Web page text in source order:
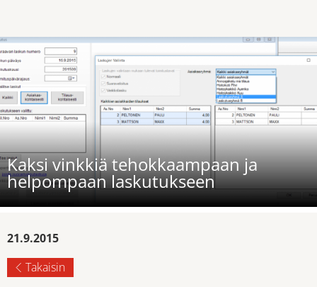
Kaksi vinkkiä tehokkaampaan ja
helpompaan laskutukseen
21.9.2015
Takaisin